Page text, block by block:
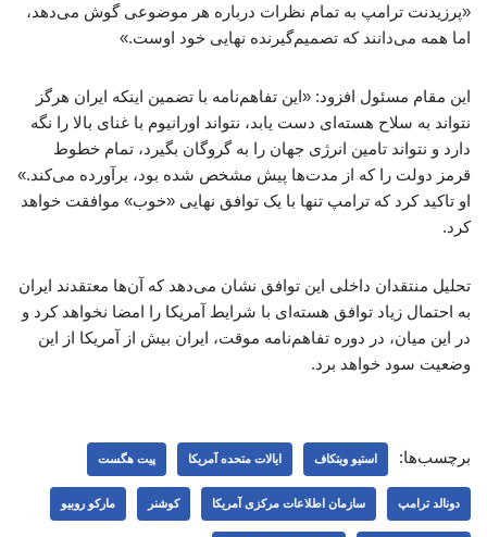
«پرزیدنت ترامپ به تمام نظرات درباره هر موضوعی گوش می‌دهد،
اما همه می‌دانند که تصمیم‌گیرنده نهایی خود اوست.»
این مقام مسئول افزود: «این تفاهم‌نامه با تضمین اینکه ایران هرگز
نتواند به سلاح هسته‌ای دست یابد، نتواند اورانیوم با غنای بالا را نگه
دارد و نتواند تامین انرژی جهان را به گروگان بگیرد، تمام خطوط
قرمز دولت را که از مدت‌ها پیش مشخص شده بود، برآورده می‌کند.»
او تاکید کرد که ترامپ تنها با یک توافق نهایی «خوب» موافقت خواهد
کرد.
تحلیل منتقدان داخلی این توافق نشان می‌دهد که آن‌ها معتقدند ایران
به احتمال زیاد توافق هسته‌ای با شرایط آمریکا را امضا نخواهد کرد و
در این میان، در دوره تفاهم‌نامه موقت، ایران بیش از آمریکا از این
وضعیت سود خواهد برد.
برچسب‌ها: استیو ویتکاف ایالات متحده آمریکا پیت هگست
دونالد ترامپ سازمان اطلاعات مرکزی آمریکا کوشنر مارکو روبیو